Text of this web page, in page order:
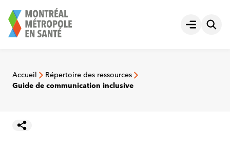
au
contenu
Ouvrir le
Accueil
Répertoire des ressources
Guide de communication inclusive